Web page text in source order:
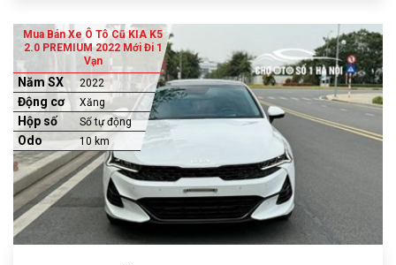
Mua Bán Xe Ô Tô Cũ KIA K5
2.0 PREMIUM 2022 Mới Đi 1
Vạn
Năm SX 2022
Động cơ Xăng
Hộp số Số tự động
Odo 10 km